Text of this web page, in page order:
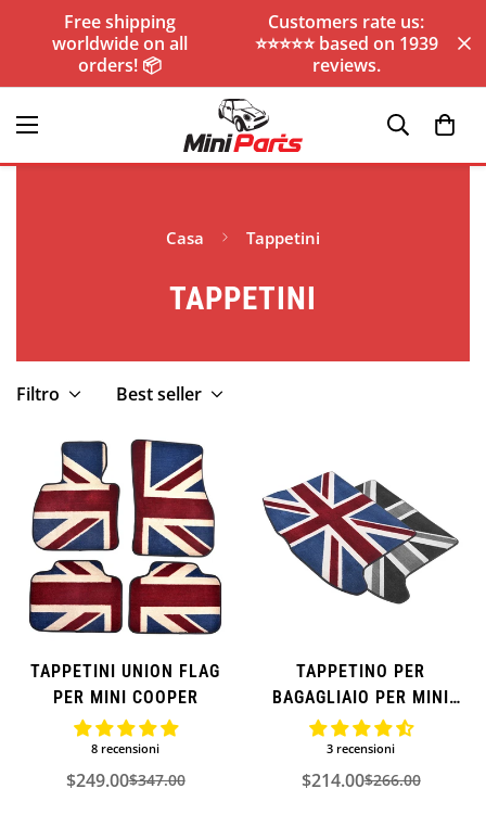
Free shipping
worldwide on all
orders! 📦
Customers rate us:
⭐️⭐️⭐️⭐️⭐️ based on 1939
reviews.
Casa Tappetini
TAPPETINI
Filtro Best seller
TAPPETINI UNION FLAG
PER MINI COOPER
8 recensioni
Prezzo
$249.00Prezzo
$347.00
TAPPETINO PER
BAGAGLIAIO PER MINI
COOPER
3 recensioni
Prezzo
$214.00Prezzo
$266.00